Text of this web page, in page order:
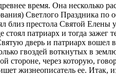
время. Она несколько
Светлого Праздника
престола Святой Елены у
патриарх и тогда зажег
дверь и патриарх вошел
гвоздей воткнутых в
стороне, через которую,
жизнеописатель ее. Итак,